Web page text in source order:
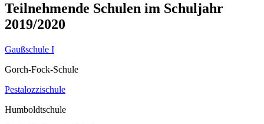
Teilnehmende Schulen im Schuljahr
2019/2020
Gaußschule I
Gorch-Fock-Schule
Pestalozzischule
Humboldtschule